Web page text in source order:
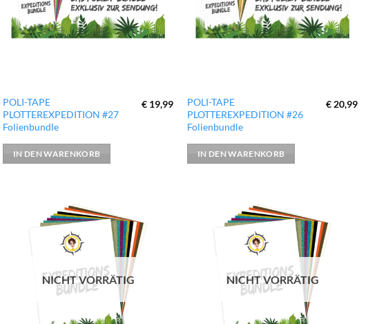
POLI-TAPE
PLOTTEREXPEDITION #27
Folienbundle
€ 19,99
IN DEN WARENKORB
POLI-TAPE
PLOTTEREXPEDITION #26
Folienbundle
€ 20,99
IN DEN WARENKORB
zur
Wunschliste
hinzufügen
NICHT VORRÄTIG
zur
Wunschliste
hinzufügen
NICHT VORRÄTIG